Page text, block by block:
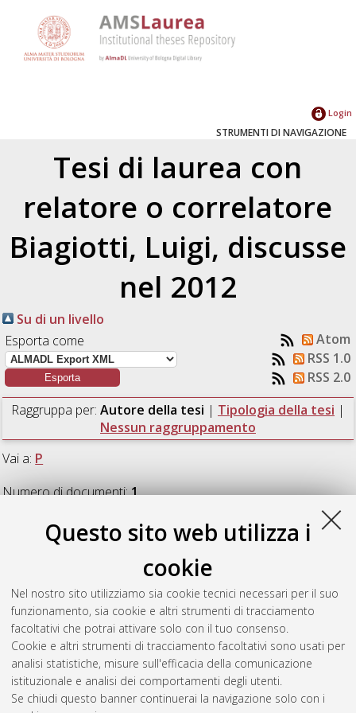
Questo sito web utilizza i
cookie
Nel nostro sito utilizziamo sia cookie tecnici necessari per il suo
funzionamento, sia cookie e altri strumenti di tracciamento
facoltativi che potrai attivare solo con il tuo consenso.
Cookie e altri strumenti di tracciamento facoltativi sono usati per
analisi statistiche, misure sull'efficacia della comunicazione
istituzionale e analisi dei comportamenti degli utenti.
Se chiudi questo banner continuerai la navigazione solo con i
Login
STRUMENTI DI NAVIGAZIONE
Tesi di laurea con
relatore o correlatore
Biagiotti, Luigi, discusse
nel 2012
Su di un livello
Esporta come
Atom
RSS 1.0
RSS 2.0
Raggruppa per: Autore della tesi | Tipologia della tesi |
Nessun raggruppamento
Vai a: P
Numero di documenti:1.
robot manipulators.[Laurea magistrale], Università di
Bologna, Corso di Studio in Ingegneria elettronica [LM-
DM270], Documento ad accesso riservato.
Questa lista e' stata generata ilMon Aug 10 10:19:20 2026
CEST